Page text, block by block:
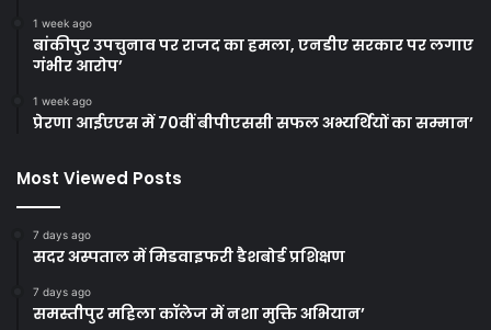
1 week ago
बांकीपुर उपचुनाव पर राजद का हमला, एनडीए सरकार पर लगाए
गंभीर आरोप’
1 week ago
प्रेरणा आईएएस में 70वीं बीपीएससी सफल अभ्यर्थियों का सम्मान’
Most Viewed Posts
7 days ago
सदर अस्पताल में मिडवाइफरी डैशबोर्ड प्रशिक्षण
7 days ago
समस्तीपुर महिला कॉलेज में नशा मुक्ति अभियान’